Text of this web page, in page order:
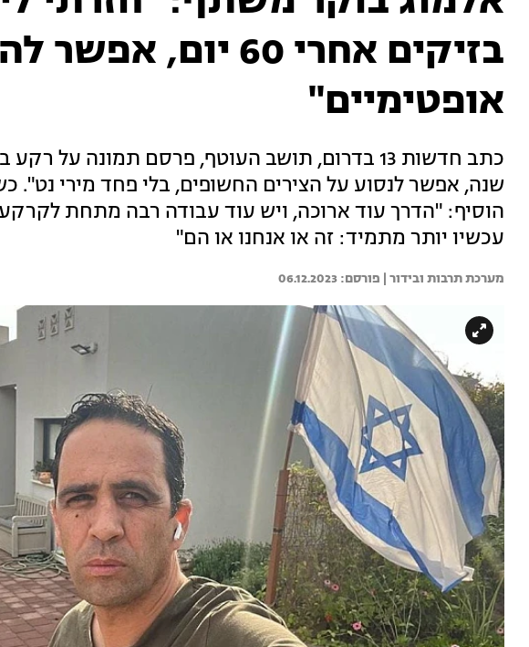
בזיקים אחרי 60 יום,
אופטימיים"
שנה, אפשר לנסוע על הצירים החשופים, בלי פחד מירי נט".
הוסיף: "הדרך עוד ארוכה, ויש עוד עבודה רבה מתחת
עכשיו יותר מתמיד: זה או אנחנו או הם"
מערכת תרבות ובידור | 06.12.2023